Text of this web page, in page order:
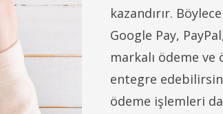
kazandırır. Böylece
Google Pay,
markalı ödeme ve
entegre
ödeme işlemleri